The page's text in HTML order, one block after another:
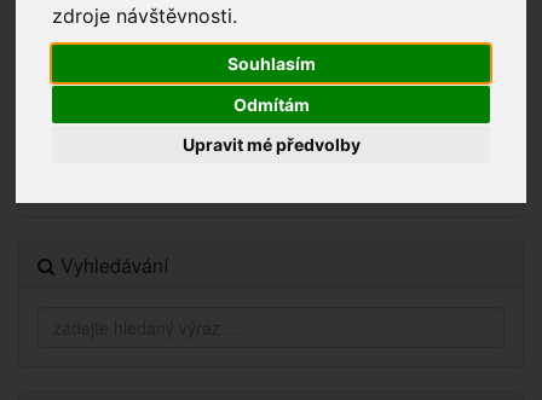
zdroje návštěvnosti.
Souhlasím
Odmítám
Upravit mé předvolby
Novinky
Vyhledávání